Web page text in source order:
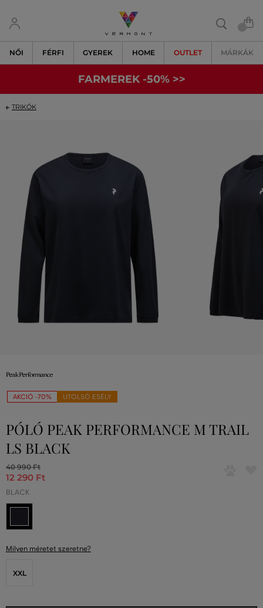
NŐI FÉRFI GYEREK HOME OUTLET MÁRKÁK
FARMEREK -50% >>
TRIKÓK
AKCIÓ -70% UTOLSÓ ESÉLY
PÓLÓ PEAK PERFORMANCE M TRAIL
LS BLACK
40 990 Ft
12 290 Ft
BLACK
Milyen méretet szeretne?
XXL